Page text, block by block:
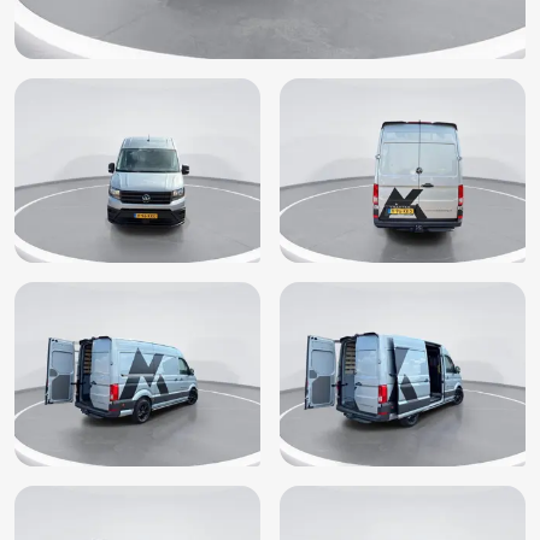
Stuurbekrachtiging snelheidsafhankelijk
Verkeerstekenherkenning (QR9)
Vermoeidheidsherkenning (EM1)
Versterkte vering en demping (2MG)
Vervolgbotsing preventie
Warmtewerend glas
Zijschuifdeur rechts
Zijwind assistent
Navigatiesysteem Discover Media met 10" Touch-
kleurendisplay (Z67)
Digitale radio ontvangst (QV3)